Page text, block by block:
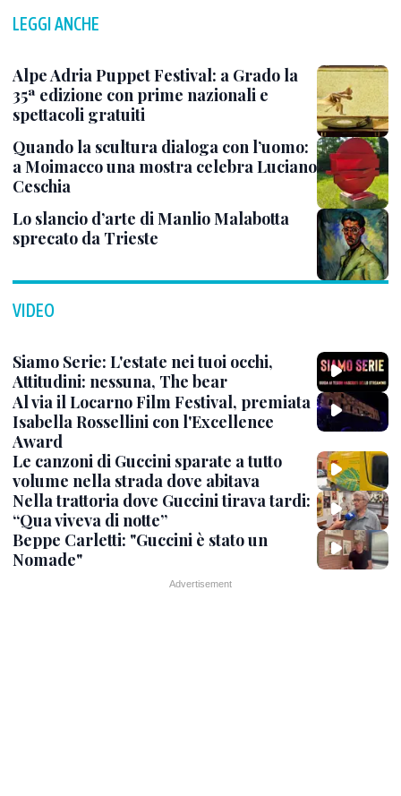
LEGGI ANCHE
Alpe Adria Puppet Festival: a Grado la
35ª edizione con prime nazionali e
spettacoli gratuiti
Quando la scultura dialoga con l’uomo:
a Moimacco una mostra celebra Luciano
Ceschia
Lo slancio d’arte di Manlio Malabotta
sprecato da Trieste
VIDEO
Siamo Serie: L'estate nei tuoi occhi,
Attitudini: nessuna, The bear
Al via il Locarno Film Festival, premiata
Isabella Rossellini con l'Excellence
Award
Le canzoni di Guccini sparate a tutto
volume nella strada dove abitava
Nella trattoria dove Guccini tirava tardi:
“Qua viveva di notte”
Beppe Carletti: "Guccini è stato un
Nomade"